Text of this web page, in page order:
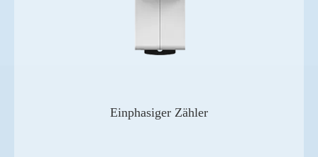
Einphasiger Zähler